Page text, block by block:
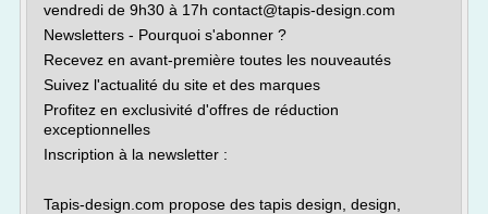
vendredi de 9h30 à 17h contact@tapis-design.com
Newsletters - Pourquoi s'abonner ?
Recevez en avant-première toutes les nouveautés
Suivez l'actualité du site et des marques
Profitez en exclusivité d'offres de réduction
exceptionnelles
Inscription à la newsletter :
Tapis-design.com propose des tapis design, design,